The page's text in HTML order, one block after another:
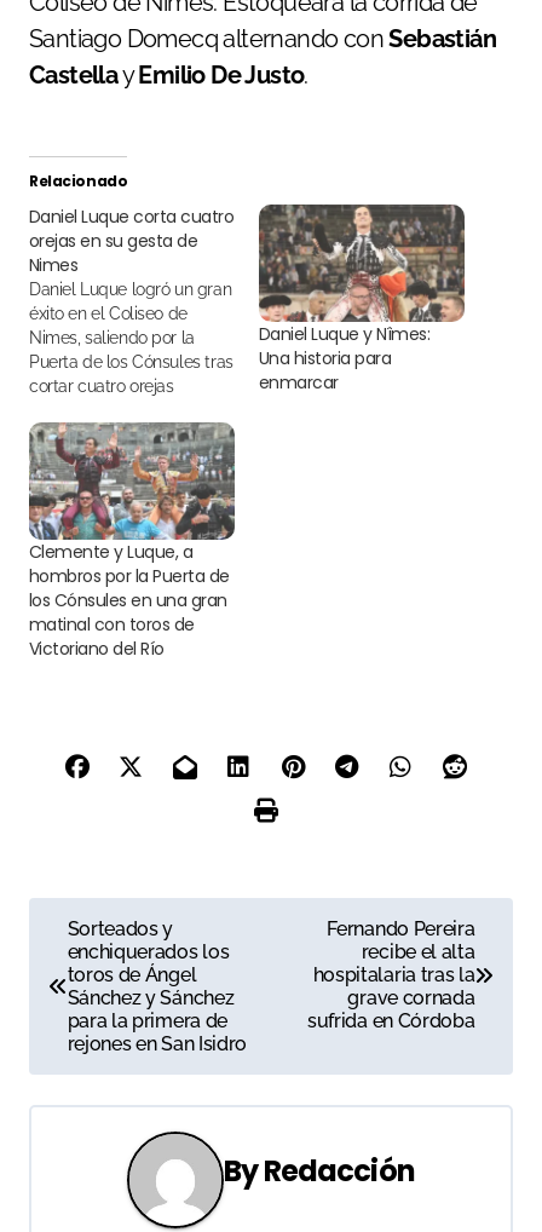
Santiago Domecq alternando conSebastián
CastellayEmilio De Justo.
Relacionado
Daniel Luque corta cuatro
orejas en su gesta de
Nimes
Daniel Luque logró un gran
éxito en el Coliseo de
Nimes, saliendo por la
Puerta de los Cónsules tras
cortar cuatro orejas
Daniel Luque y Nîmes:
Una historia para
enmarcar
Clemente y Luque, a
hombros por la Puerta de
los Cónsules en una gran
matinal con toros de
Victoriano del Río
a
e
g
Sorteados y
enchiquerados los
toros de Ángel
Sánchez y Sánchez
para la primera de
rejones en San Isidro
Fernando Pereira
recibe el alta
hospitalaria tras la
grave cornada
sufrida en Córdoba
ByRedacción